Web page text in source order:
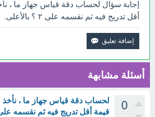
إجابة سؤال لحساب دقة قياس جهاز ما ،
أقل تدريج فيه ثم نقسمه على ٢ ؟ بالأعلى.
أسئلة مشابهة
0
لحساب دقة قياس جهاز ما ، نأخذ
قيمة أقل تدريج فيه ثم نقسمه